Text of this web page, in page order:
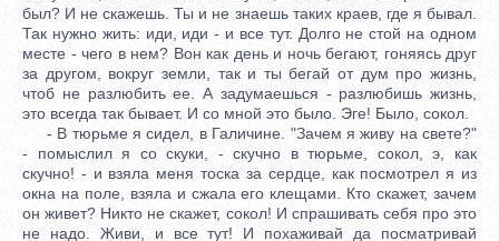
был? И не скажешь. Ты и не знаешь таких краев, где я бывал.
Так нужно жить: иди, иди - и все тут. Долго не стой на одном
месте - чего в нем? Вон как день и ночь бегают, гоняясь друг
за другом, вокруг земли, так и ты бегай от дум про жизнь,
чтоб не разлюбить ее. А задумаешься - разлюбишь жизнь,
это всегда так бывает. И со мной это было. Эге! Было, сокол.
- В тюрьме я сидел, в Галичине. "Зачем я живу на свете?"
- помыслил я со скуки, - скучно в тюрьме, сокол, э, как
скучно! - и взяла меня тоска за сердце, как посмотрел я из
окна на поле, взяла и сжала его клещами. Кто скажет, зачем
он живет? Никто не скажет, сокол! И спрашивать себя про это
не надо. Живи, и все тут! И похаживай да посматривай